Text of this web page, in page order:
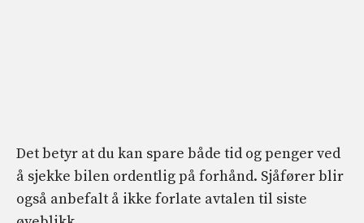
Det betyr at du kan spare både tid og penger ved
å sjekke bilen ordentlig på forhånd. Sjåfører blir
også anbefalt å ikke forlate avtalen til siste